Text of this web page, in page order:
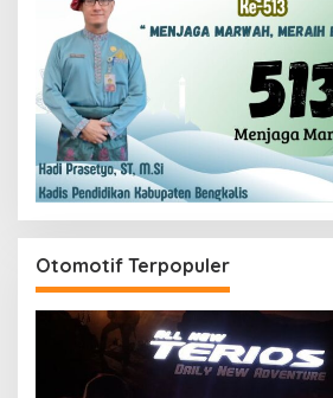
Otomotif Terpopuler